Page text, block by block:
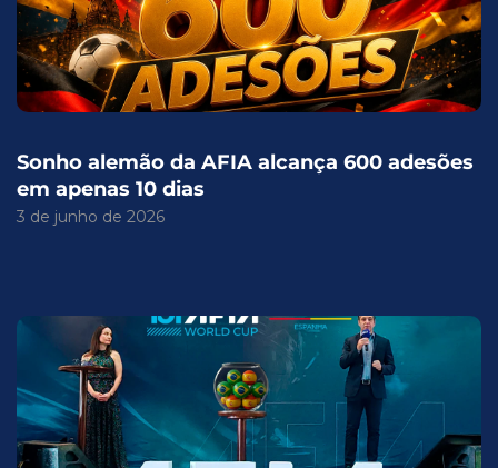
Sonho alemão da AFIA alcança 600 adesões
em apenas 10 dias
3 de junho de 2026